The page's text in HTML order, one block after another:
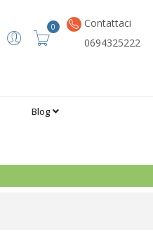
0
Contattaci
0694325222
Blog